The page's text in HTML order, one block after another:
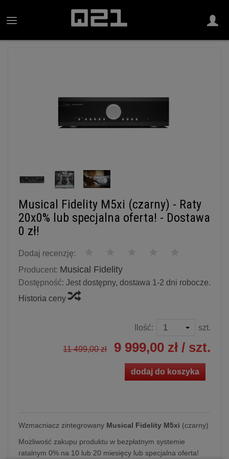
Musical Fidelity M5xi (czarny) - Raty
20x0% lub specjalna oferta! - Dostawa
0 zł!
Dodaj recenzję:
Producent: Musical Fidelity
Dostępność: Jest dostępny, dostawa 1-2 dni robocze.
Historia ceny
Ilość: szt.
11 499,00 zł 9 999,00 zł / szt.
dodaj do koszyka
Wzmacniacz zintegrowany Musical Fidelity M5xi (czarny)
Możliwość zakupu produktu w bezpłatnym systemie
ratalnym 0% na 10 lub 20 miesięcy lub specjalna oferta!